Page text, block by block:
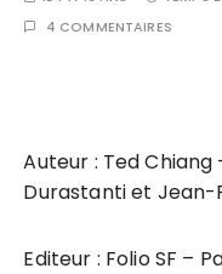
4 COMMENTAIRES
Auteur : Ted
Durastanti et Jean-
Editeur : Folio SF –